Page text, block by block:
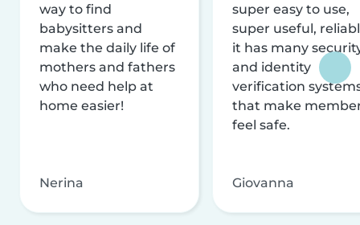
way to find
babysitters and
make the daily life of
mothers and fathers
who need help at
home easier!
Nerina
super easy to use,
super useful,
it has many
and identity
verification
that make
feel safe.
Giovanna